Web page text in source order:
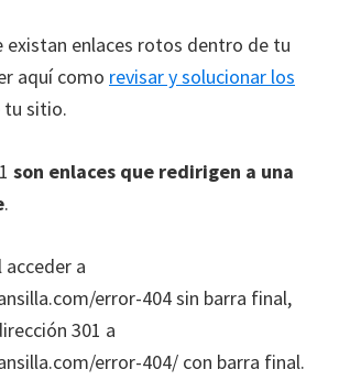
existan enlaces rotos dentro de tu
aquí como revisar y solucionar los
tu sitio.
son enlaces que redirigen a una
.
a
error-404 sin barra final,
301 a
error-404/ con barra final.